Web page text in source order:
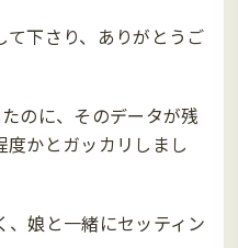
下さり、ありがとうご
のに、そのデータが残
度かとガッカリしまし
娘と一緒にセッティン